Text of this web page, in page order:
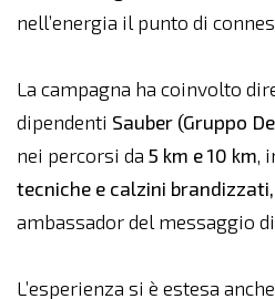
nell’energia il punto di
La campagna ha coinvolto
dipendenti Sauber (Gruppo
nei percorsi da 5 km e 10 km,
tecniche e calzini brandizzati,
ambassador del messaggio
L’esperienza si è estesa